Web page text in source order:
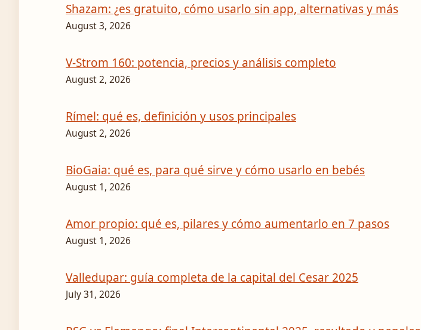
Shazam: ¿es gratuito, cómo usarlo sin app, alternativas y más
August 3, 2026
V-Strom 160: potencia, precios y análisis completo
August 2, 2026
Rímel: qué es, definición y usos principales
August 2, 2026
BioGaia: qué es, para qué sirve y cómo usarlo en bebés
August 1, 2026
Amor propio: qué es, pilares y cómo aumentarlo en 7 pasos
August 1, 2026
Valledupar: guía completa de la capital del Cesar 2025
July 31, 2026